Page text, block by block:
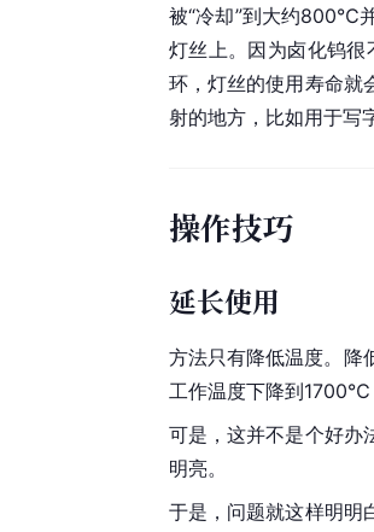
被“冷却”到大约800℃
灯丝上。因为卤化钨
环，灯丝的使用寿命就
射的地方，比如用于写
操作技巧
延长使用
方法只有降低温度。降
工作温度下降到1700℃
可是，这并不是个好办
明亮。
于是，问题就这样明明